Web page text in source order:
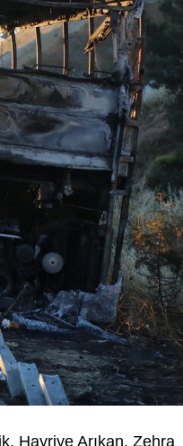
Hayriye Arıkan, Zehra